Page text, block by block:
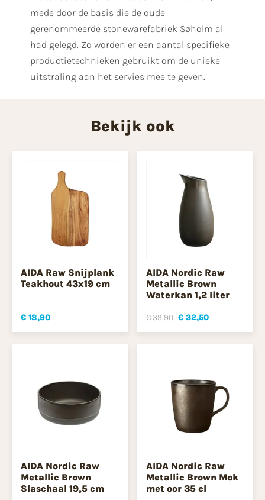
mede door de basis die de oude
gerenommeerde stonewarefabriek Søholm al
had gelegd. Zo worden er een aantal specifieke
productietechnieken gebruikt om de unieke
uitstraling aan het servies mee te geven.
Bekijk ook
AIDA Raw Snijplank
Teakhout 43x19 cm
€ 18,90
AIDA Nordic Raw
Metallic Brown
Waterkan 1,2 liter
€ 39,90 € 32,50
AIDA Nordic Raw
Metallic Brown
Slaschaal 19,5 cm
AIDA Nordic Raw
Metallic Brown Mok
met oor 35 cl